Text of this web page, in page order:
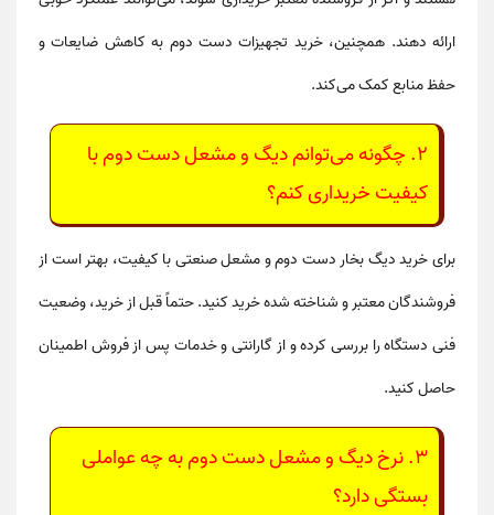
ارائه دهند. همچنین، خرید تجهیزات دست دوم به کاهش ضایعات و
حفظ منابع کمک می‌کند.
2. چگونه می‌توانم دیگ و مشعل دست دوم با
کیفیت خریداری کنم؟
برای خریددیگ بخار دست دومومشعل صنعتیبا کیفیت، بهتر است از
فروشندگان معتبر و شناخته شده خرید کنید. حتماً قبل از خرید، وضعیت
فنی دستگاه را بررسی کرده و از گارانتی و خدمات پس از فروش اطمینان
حاصل کنید.
3. نرخ دیگ و مشعل دست دوم به چه عواملی
بستگی دارد؟